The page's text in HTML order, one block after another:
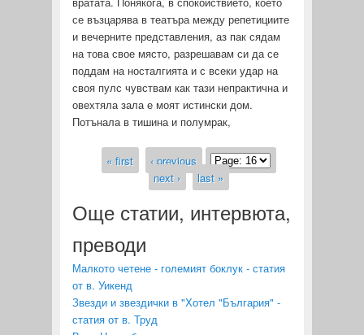
се възцарява в театъра между репетициите
и вечерните представления, аз пак сядам
на това свое място, разрешавам си да се
поддам на носталгията и с всеки удар на
своя пулс чувствам как тази непрактична и
овехтяла зала е моят истински дом.
Потънала в тишина и полумрак,
Pages
« first
‹ previous
next ›
last »
Още статии, интервюта,
преводи
Малкото четене - големият боклук - статия
от в. Уикенд
Звезди и звездички в "Хотел "България" -
статия от в. Труд